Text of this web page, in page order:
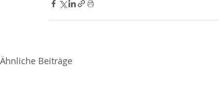
Ähnliche Beiträge